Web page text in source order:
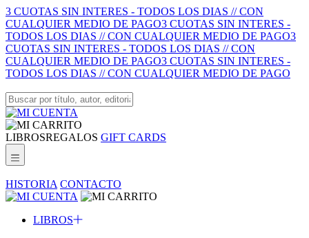
3 CUOTAS SIN INTERES - TODOS LOS DIAS // CON
CUALQUIER MEDIO DE PAGO3 CUOTAS SIN INTERES -
TODOS LOS DIAS // CON CUALQUIER MEDIO DE PAGO3
CUOTAS SIN INTERES - TODOS LOS DIAS // CON
CUALQUIER MEDIO DE PAGO3 CUOTAS SIN INTERES -
TODOS LOS DIAS // CON CUALQUIER MEDIO DE PAGO
LIBROSREGALOS GIFT CARDS
HISTORIA CONTACTO
LIBROS